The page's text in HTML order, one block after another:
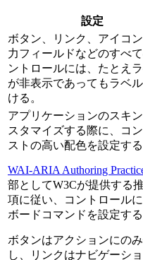
設定
ボタン、リンク、アイコ
力フィールドなどのすべ
ントロールには、たとえ
が非表示であってもラベ
ける。
アプリケーションのスキ
スタマイズする際に、コ
ストの高い配色を設定する
WAI-ARIA Authoring
部としてW3Cが提供する
項に従い、コントロール
ボードコマンドを設定する
ボタンはアクションにの
し、リンクはナビゲーシ